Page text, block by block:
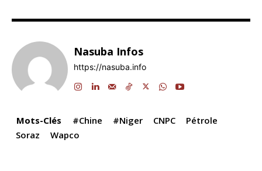
c
e
b
o
k
k
e
dI
n
at
s
A
p
e
gr
a
m
e
s
ai p ta
Nasuba Infos
https://nasuba.info
Mots-Clés #Chine #Niger CNPC
Pétrole
Soraz
Wapco